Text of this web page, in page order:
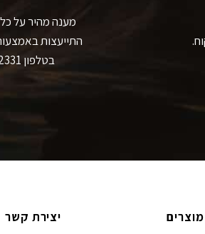
מענה מהיר על
התייעצות
בטלפון 04-8332331.
יצירת קשר